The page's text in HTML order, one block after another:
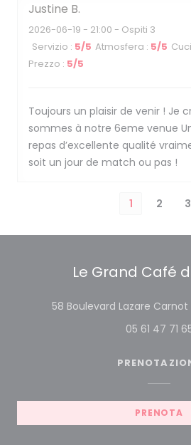
Justine B
2026-06-19 - 21:00 - Ospiti 3
Servizio : 5/5 Atmosfera : 5/5
Prezzo : 5/5
Toujours un plaisir de venir ! Je
sommes à notre 6eme venue
repas d’excellente qualité
soit un jour de match ou pas !
1 2 3
Le Grand Café
58 Boulevard Lazare Carnot
05 61 47 71
PRENOTA